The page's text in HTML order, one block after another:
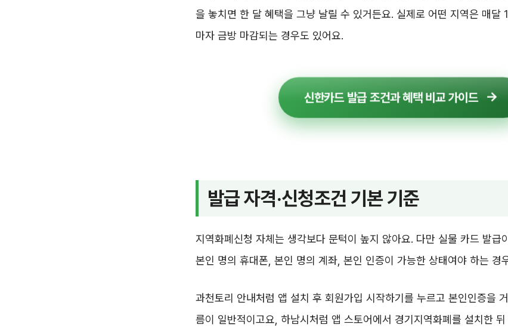
을 놓치면 한 달 혜택을 그냥 날릴 수 있거든요. 실제로 어떤 지역은 매달
마자 금방 마감되는 경우도 있어요.
신한카드 발급 조건과 혜택 비교 가이드
발급 자격·신청조건 기본 기준
지역화폐신청 자체는 생각보다 문턱이 높지 않아요. 다만 실물 카드 발급
본인 명의 휴대폰, 본인 명의 계좌, 본인 인증이 가능한 상태여야 하는 경
과천토리 안내처럼 앱 설치 후 회원가입 시작하기를 누르고 본인인증을
름이 일반적이고요, 하남시처럼 앱 스토어에서 경기지역화폐를 설치한